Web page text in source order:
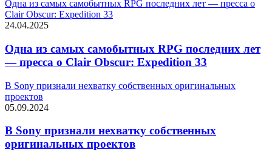
Одна из самых самобытных RPG последних лет — пресса о
Clair Obscur: Expedition 33
24.04.2025
Одна из самых самобытных RPG последних лет
— пресса о Clair Obscur: Expedition 33
В Sony признали нехватку собственных оригинальных
проектов
05.09.2024
В Sony признали нехватку собственных
оригинальных проектов